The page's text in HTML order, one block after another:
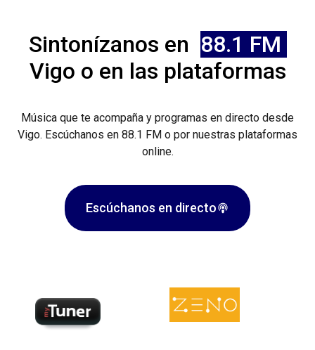
Sintonízanos en 88.1 FM
Vigo o en las plataformas
Música que te acompaña y programas en directo desde
Vigo. Escúchanos en 88.1 FM o por nuestras plataformas
online.
Escúchanos en directo